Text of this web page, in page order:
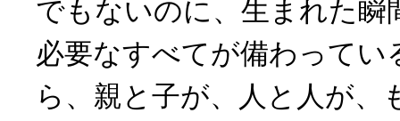
でもないのに、生まれた瞬
必要なすべてが備わってい
ら、親と子が、人と人が、